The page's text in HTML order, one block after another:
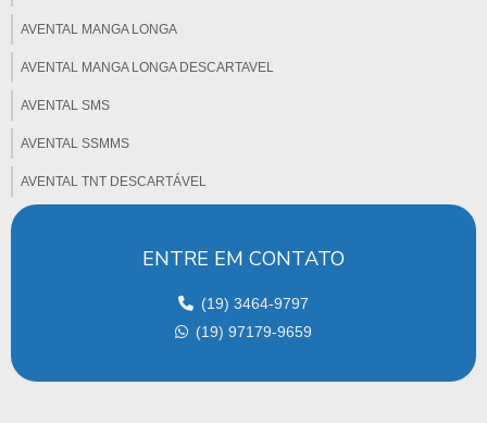
AVENTAL MANGA LONGA
AVENTAL MANGA LONGA DESCARTAVEL
AVENTAL SMS
AVENTAL SSMMS
AVENTAL TNT DESCARTÁVEL
CAMPO CIRURGICO ABSORVENTE
CAMPO CIRÚRGICO DESCARTÁVEL
CAMPO CIRÚRGICO ESTÉRIL
ENTRE EM CONTATO
(19) 3464-9797
(19) 97179-9659